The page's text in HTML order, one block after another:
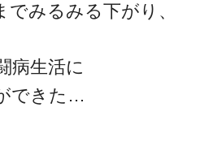
みるみる下がり、
病生活に
できた…